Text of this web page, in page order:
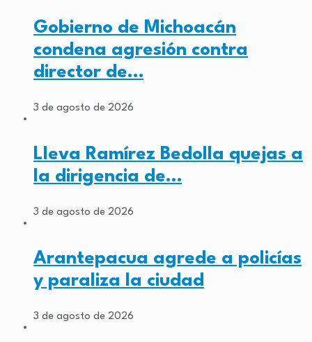
Gobierno de Michoacán
condena agresión contra
director de…
3 de agosto de 2026
Lleva Ramírez Bedolla quejas a
la dirigencia de…
3 de agosto de 2026
Arantepacua agrede a policías
y paraliza la ciudad
3 de agosto de 2026